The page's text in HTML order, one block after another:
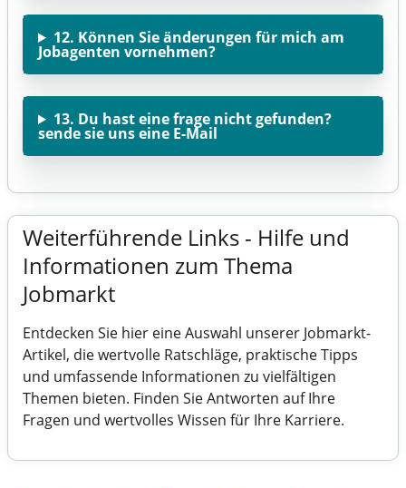
12. Können Sie änderungen für mich am
Jobagenten vornehmen?
13. Du hast eine frage nicht gefunden?
sende sie uns eine E-Mail
Weiterführende Links - Hilfe und
Informationen zum Thema
Jobmarkt
Entdecken Sie hier eine Auswahl unserer Jobmarkt-
Artikel, die wertvolle Ratschläge, praktische Tipps
und umfassende Informationen zu vielfältigen
Themen bieten. Finden Sie Antworten auf Ihre
Fragen und wertvolles Wissen für Ihre Karriere.